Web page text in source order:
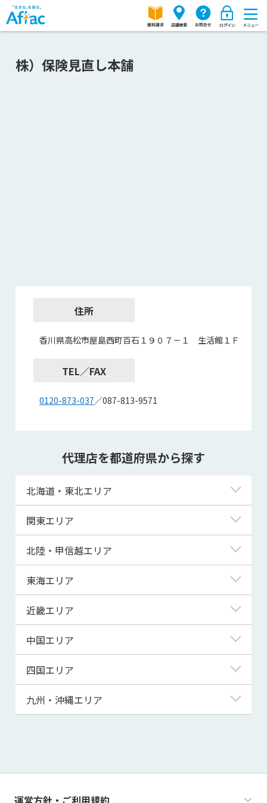
株）保険見直し本舗
住所
香川県高松市屋島西町百石１９０７－１ 生活館１Ｆ
TEL／FAX
0120-873-037／087-813-9571
代理店を都道府県から探す
北海道・東北エリア
北海道
青森県
宮城県
秋田県
山形県
関東エリア
東京都
神奈川県
埼玉県
千葉県
茨城県
群馬県
北陸・甲信越エリア
新潟県
富山県
福井県
山梨県
長野県
東海エリア
岐阜県
静岡県
三重県
近畿エリア
滋賀県
京都府
大阪府
兵庫県
和歌山県
中国エリア
鳥取県
島根県
山口県
四国エリア
徳島県
高知県
九州・沖縄エリア
運営方針・ご利用規約